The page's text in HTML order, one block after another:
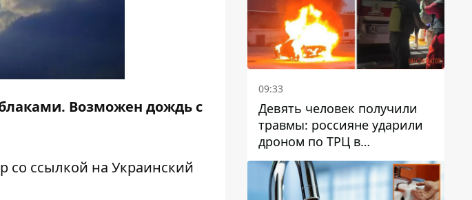
Возможен дождь с
со ссылкой на Украинский
09:33
Девять человек получили
травмы: россияне ударили
дроном по ТРЦ в
Павлограде, будет ли
работать заведение в
дальнейшем